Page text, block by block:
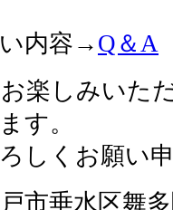
内容→ Q＆A
楽しみいた
す。
しくお願い
市垂水区舞